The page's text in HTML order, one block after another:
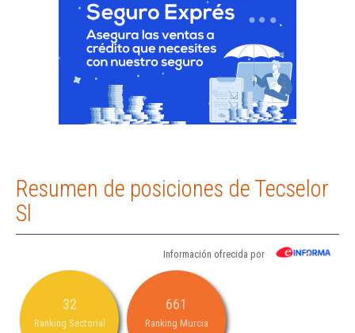
Resumen de posiciones de Tecselor
Sl
Información ofrecida por
32
Ranking Sectorial
661
Ranking Murcia